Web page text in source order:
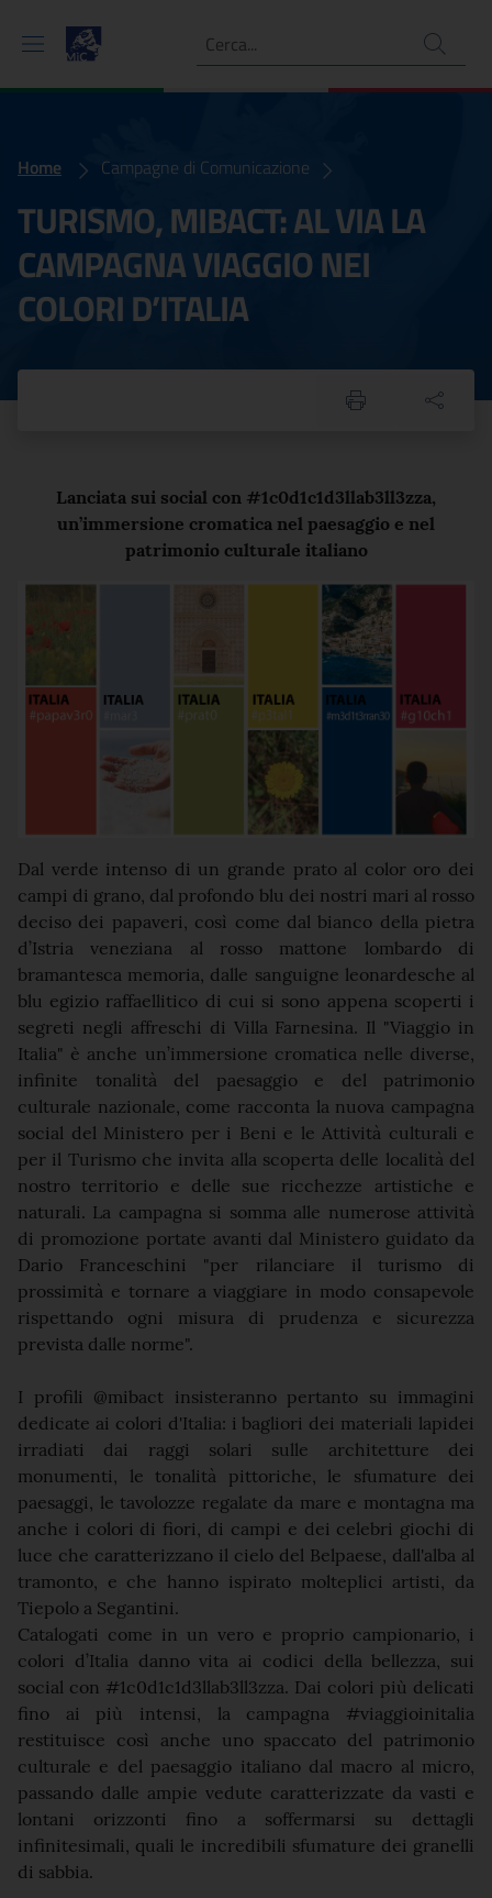
Ricerca
Home Campagne di Comunicazione
TURISMO, MIBACT: AL VIA LA CAMPAGNA VIAGGIO NEI
TURISMO, MIBACT: AL VIA LA
CAMPAGNA VIAGGIO NEI
COLORI D’ITALIA
Lanciata sui social con #1c0d1c1d3llab3ll3zza,
un’immersione cromatica nel paesaggio e nel
patrimonio culturale italiano
Dal verde intenso di un grande prato al color oro dei
campi di grano, dal profondo blu dei nostri mari al rosso
deciso dei papaveri, così come dal bianco della pietra
d’Istria veneziana al rosso mattone lombardo di
bramantesca memoria, dalle sanguigne leonardesche al
blu egizio raffaellitico di cui si sono appena scoperti i
segreti negli affreschi di Villa Farnesina. Il "Viaggio in
Italia" è anche un’immersione cromatica nelle diverse,
infinite tonalità del paesaggio e del patrimonio
culturale nazionale, come racconta la nuova campagna
social del Ministero per i Beni e le Attività culturali e
per il Turismo che invita alla scoperta delle località del
nostro territorio e delle sue ricchezze artistiche e
naturali. La campagna si somma alle numerose attività
di promozione portate avanti dal Ministero guidato da
Dario Franceschini "per rilanciare il turismo di
prossimità e tornare a viaggiare in modo consapevole
rispettando ogni misura di prudenza e sicurezza
prevista dalle norme".
I profili @mibact insisteranno pertanto su immagini
dedicate ai colori d'Italia: i bagliori dei materiali lapidei
irradiati dai raggi solari sulle architetture dei
monumenti, le tonalità pittoriche, le sfumature dei
paesaggi, le tavolozze regalate da mare e montagna ma
anche i colori di fiori, di campi e dei celebri giochi di
luce che caratterizzano il cielo del Belpaese, dall'alba al
tramonto, e che hanno ispirato molteplici artisti, da
Tiepolo a Segantini.
Catalogati come in un vero e proprio campionario, i
colori d’Italia danno vita ai codici della bellezza, sui
social con #1c0d1c1d3llab3ll3zza. Dai colori più delicati
fino ai più intensi, la campagna #viaggioinitalia
restituisce così anche uno spaccato del patrimonio
culturale e del paesaggio italiano dal macro al micro,
passando dalle ampie vedute caratterizzate da vasti e
lontani orizzonti fino a soffermarsi su dettagli
infinitesimali, quali le incredibili sfumature dei granelli
di sabbia.